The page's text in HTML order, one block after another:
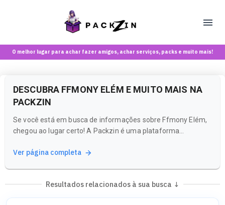
O melhor lugar para achar fazer amigos, achar serviços, packs e muito mais!
DESCUBRA FFMONY ELÉM E MUITO MAIS NA
PACKZIN
Se você está em busca de informações sobre Ffmony Elém,
chegou ao lugar certo! A Packzin é uma plataforma
para maiores de 18 anos que desejam explorar conteúdos e
Ver página completa
Resultados relacionados à sua busca ↓